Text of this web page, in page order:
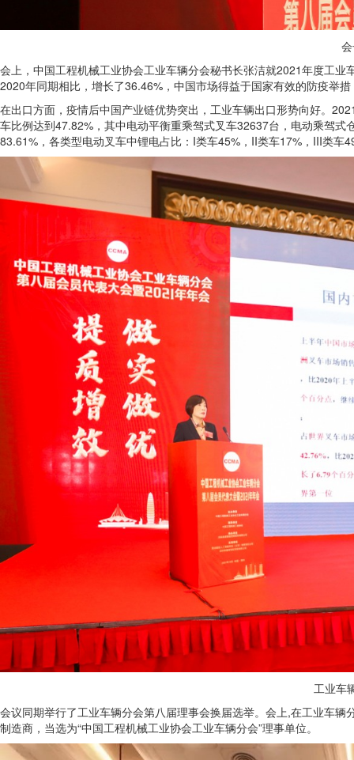
会上，中国工程机械工业协会工业车辆分会秘书长张洁就2021年度工
2020年同期相比，增长了36.46%，中国市场得益于国家有效的防疫举
在出口方面，疫情后中国产业链优势突出，工业车辆出口形势向好。
车比例达到47.82%，其中电动平衡重乘驾式叉车32637台，电动乘驾
83.61%，各类型电动叉车中锂电占比：I类车45%，II类车17%，III类车
工业车
会议同期举行了工业车辆分会第八届理事会换届选举。会上,在工业车
制造商，当选为“中国工程机械工业协会工业车辆分会”理事单位。